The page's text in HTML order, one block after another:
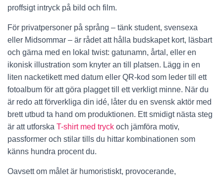
proffsigt intryck på bild och film.
För privatpersoner på språng – tänk student, svensexa
eller Midsommar – är rådet att hålla budskapet kort, läsbart
och gärna med en lokal twist: gatunamn, årtal, eller en
ikonisk illustration som knyter an till platsen. Lägg in en
liten nacketikett med datum eller QR-kod som leder till ett
fotoalbum för att göra plagget till ett verkligt minne. När du
är redo att förverkliga din idé, låter du en svensk aktör med
brett utbud ta hand om produktionen. Ett smidigt nästa steg
är att utforska T-shirt med tryck och jämföra motiv,
passformer och stilar tills du hittar kombinationen som
känns hundra procent du.
Oavsett om målet är humoristiskt, provocerande,